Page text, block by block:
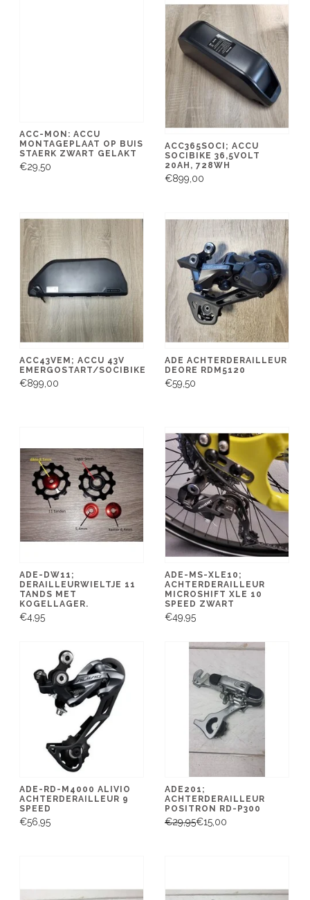
ACC-MON: ACCU
MONTAGEPLAAT OP BUIS
STAERK ZWART GELAKT
€29,50
ACC365SOCI; ACCU
SOCIBIKE 36,5VOLT
20AH, 728WH
€899,00
ACC43VEM; ACCU 43V
EMERGOSTART/SOCIBIKE
€899,00
ADE ACHTERDERAILLEUR
DEORE RDM5120
€59,50
ADE-DW11;
DERAILLEURWIELTJE 11
TANDS MET
KOGELLAGER.
€4,95
ADE-MS-XLE10;
ACHTERDERAILLEUR
MICROSHIFT XLE 10
SPEED ZWART
€49,95
ADE-RD-M4000 ALIVIO
ACHTERDERAILLEUR 9
SPEED
€56,95
ADE201;
ACHTERDERAILLEUR
POSITRON RD-P300
€29,95€15,00